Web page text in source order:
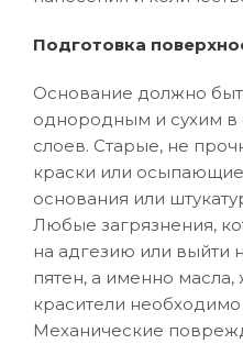
Подготовка
Основание должно
однородным и сухим в
слоев. Старые, не
краски или
основания или
Любые загрязнения,
на адгезию или выйти
пятен, а именно
красители необходимо
Механические